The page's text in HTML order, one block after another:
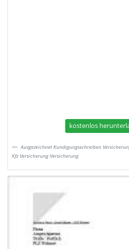
kostenlos
Ausgezeichnet Kundigungsschreiben
Kfz Versicherung Versicherung